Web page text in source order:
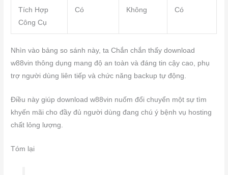
Tích Hợp
Công Cụ
Có Không Có
Nhìn vào bảng so sánh này, ta Chắn chắn thấy download
w88vin thông dụng mang độ an toàn và đáng tin cậy cao, phụ
trợ người dùng liên tiếp và chức năng backup tự động.
Điều này giúp download w88vin nuốm đổi chuyển một sự tìm
khyến mãi cho đầy đủ người dùng đang chú ý bệnh vụ hosting
chất lỏng lượng.
Tóm lại